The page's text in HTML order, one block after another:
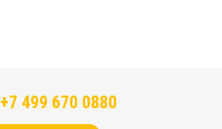
+7 499 670 0880